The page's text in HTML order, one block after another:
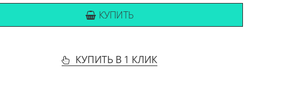
КУПИТЬ
КУПИТЬ В 1 КЛИК